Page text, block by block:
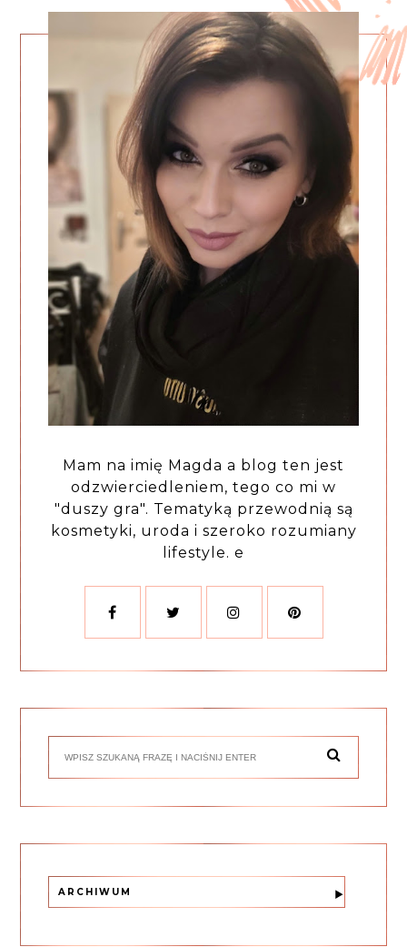
Mam na imię Magda a blog ten jest
odzwierciedleniem, tego co mi w
"duszy gra". Tematyką przewodnią są
kosmetyki, uroda i szeroko rozumiany
lifestyle. e
ARCHIWUM